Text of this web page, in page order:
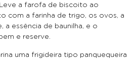
a farofa de biscoito ao
com a farinha de trigo, os ovos, a
a essência de baunilha, e o
e reserve.
uma frigideira tipo panquequeira